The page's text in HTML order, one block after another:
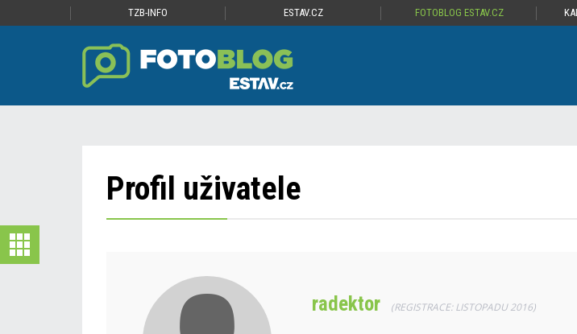
TZB-INFO ESTAV.CZ FOTOBLOG ESTAV.CZ
Profil uživatele
radektor (REGISTRACE: LISTOPADU 2016)